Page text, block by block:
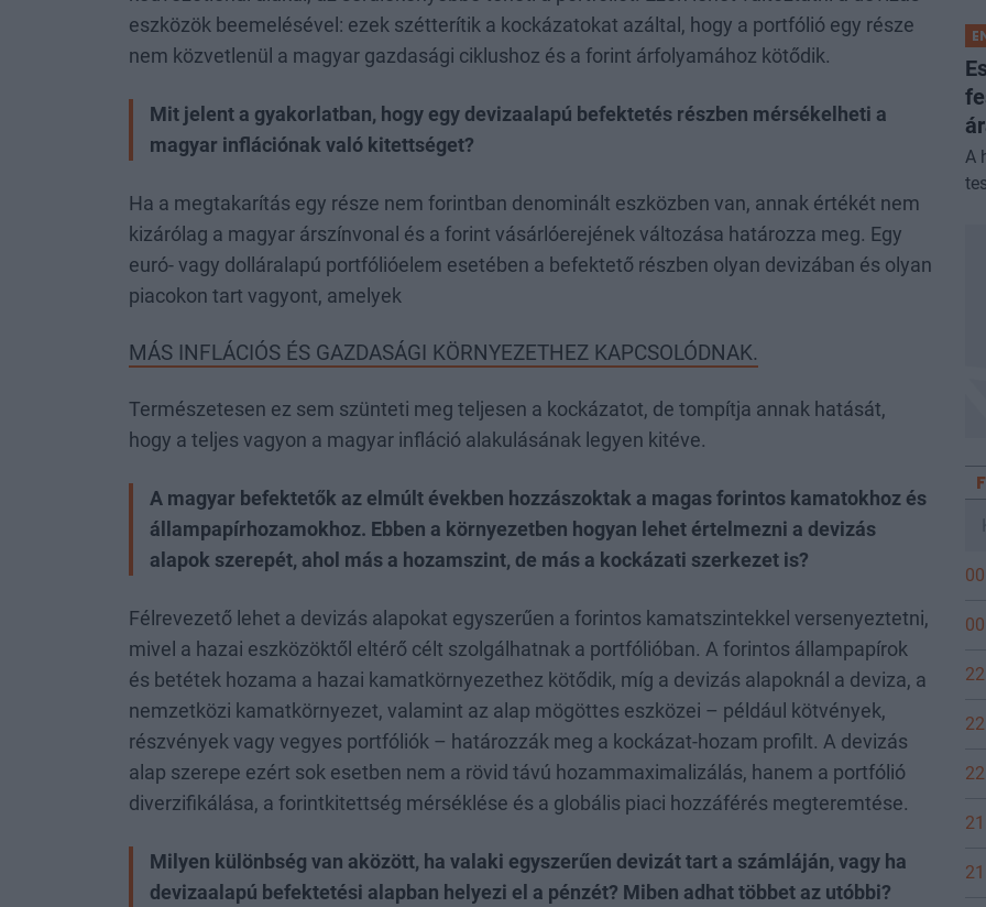
eszközök beemelésével: ezek szétterítik a kockázatokat azáltal, hogy a portfólió egy része
nem közvetlenül a magyar gazdasági ciklushoz és a forint árfolyamához kötődik.
Mit jelent a gyakorlatban, hogy egy devizaalapú befektetés részben mérsékelheti a
magyar inflációnak való kitettséget?
Ha a megtakarítás egy része nem forintban denominált eszközben van, annak értékét nem
kizárólag a magyar árszínvonal és a forint vásárlóerejének változása határozza meg. Egy
euró- vagy dolláralapú portfólióelem esetében a befektető részben olyan devizában és olyan
piacokon tart vagyont, amelyek
MÁS INFLÁCIÓS ÉS GAZDASÁGI KÖRNYEZETHEZ KAPCSOLÓDNAK.
Természetesen ez sem szünteti meg teljesen a kockázatot, de tompítja annak hatását,
hogy a teljes vagyon a magyar infláció alakulásának legyen kitéve.
A magyar befektetők az elmúlt években hozzászoktak a magas forintos kamatokhoz és
állampapírhozamokhoz. Ebben a környezetben hogyan lehet értelmezni a devizás
alapok szerepét, ahol más a hozamszint, de más a kockázati szerkezet is?
Félrevezető lehet a devizás alapokat egyszerűen a forintos kamatszintekkel versenyeztetni,
mivel a hazai eszközöktől eltérő célt szolgálhatnak a portfólióban. A forintos állampapírok
és betétek hozama a hazai kamatkörnyezethez kötődik, míg a devizás alapoknál a deviza, a
nemzetközi kamatkörnyezet, valamint az alap mögöttes eszközei – például kötvények,
részvények vagy vegyes portfóliók – határozzák meg a kockázat-hozam profilt. A devizás
alap szerepe ezért sok esetben nem a rövid távú hozammaximalizálás, hanem a portfólió
diverzifikálása, a forintkitettség mérséklése és a globális piaci hozzáférés megteremtése.
Milyen különbség van aközött, ha valaki egyszerűen devizát tart a számláján, vagy ha
devizaalapú befektetési alapban helyezi el a pénzét? Miben adhat többet az utóbbi?
A